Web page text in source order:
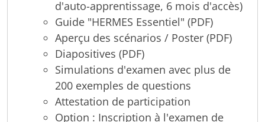
d'auto-apprentissage, 6 mois d'accès)
Guide "HERMES Essentiel" (PDF)
Aperçu des scénarios / Poster (PDF)
Diapositives (PDF)
Simulations d'examen avec plus de
200 exemples de questions
Attestation de participation
Option : Inscription à l'examen de